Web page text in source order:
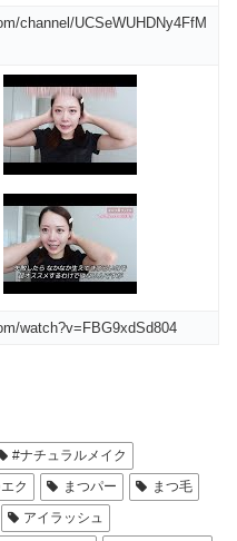
channel/UCSeWUHDNy4FfM
watch?v=FBG9xdSd804
#ナチュラルメイク
ク まつパー
まつ毛
アイラッシュ